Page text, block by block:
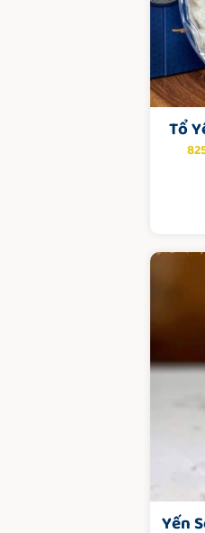
Tổ
Yến